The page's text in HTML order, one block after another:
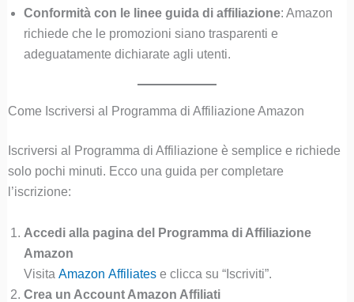
Conformità con le linee guida di affiliazione: Amazon
richiede che le promozioni siano trasparenti e
adeguatamente dichiarate agli utenti.
Come Iscriversi al Programma di Affiliazione Amazon
Iscriversi al Programma di Affiliazione è semplice e richiede
solo pochi minuti. Ecco una guida per completare
l’iscrizione:
Accedi alla pagina del Programma di Affiliazione
Amazon
Visita Amazon Affiliatese clicca su “Iscriviti”.
Crea un Account Amazon Affiliati